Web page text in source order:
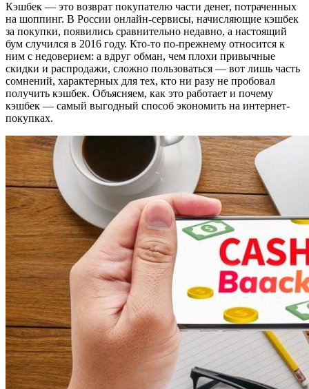
Кэшбек — это возврат покупателю части денег, потраченных
на шоппинг. В России онлайн-сервисы, начисляющие кэшбек
за покупки, появились сравнительно недавно, а настоящий
бум случился в 2016 году. Кто-то по-прежнему относится к
ним с недоверием: а вдруг обман, чем плохи привычные
скидки и распродажи, сложно пользоваться — вот лишь часть
сомнений, характерных для тех, кто ни разу не пробовал
получить кэшбек. Объясняем, как это работает и почему
кэшбек — самый выгодный способ экономить на интернет-
покупках.